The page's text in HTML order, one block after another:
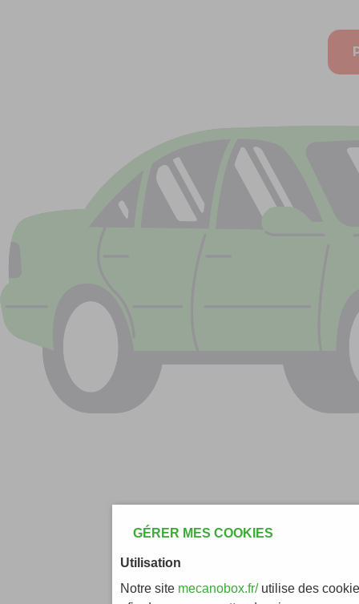
GÉRER MES COOKIES
Utilisation
Notre site mecanobox.fr/utilise des